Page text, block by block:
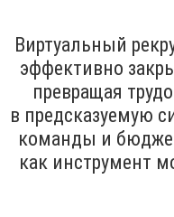
Виртуальный
эффективно
превращая
в предсказуемую
команды и
как инструмент